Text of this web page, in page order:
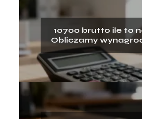
10700 brutto ile to
Obliczamy
na rękę